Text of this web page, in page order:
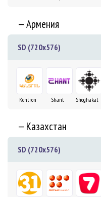
— Армения
SD (720x576)
Kentron Shant Shoghakat
— Казахстан
SD (720x576)